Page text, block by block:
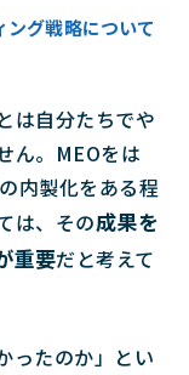
グ戦略について
は自分たちでや
ん。MEOをは
内製化をある程
は、その成果を
重要だと考えて
ったのか」とい